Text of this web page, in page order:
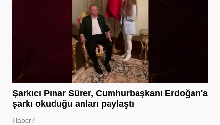
Şarkıcı Pınar Sürer, Cumhurbaşkanı Erdoğan'a
şarkı okuduğu anları paylaştı
Haber7